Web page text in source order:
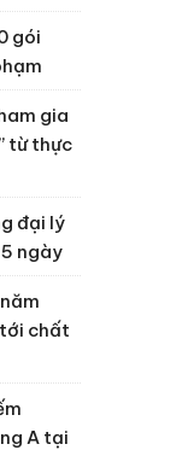
gói
gia
từ thực
đại lý
ngày
chất
A tại